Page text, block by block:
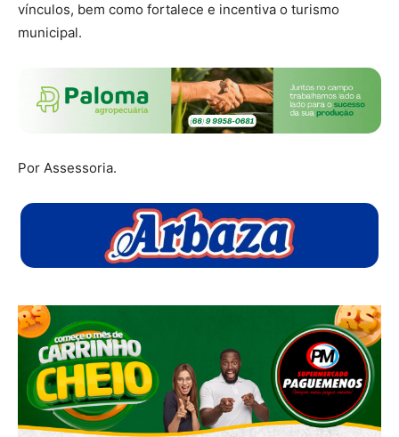
vínculos, bem como fortalece e incentiva o turismo
municipal.
Por Assessoria.